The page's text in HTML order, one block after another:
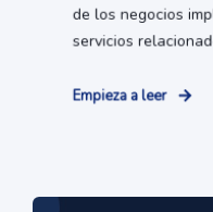
de los negocios
servicios
Empieza a leer